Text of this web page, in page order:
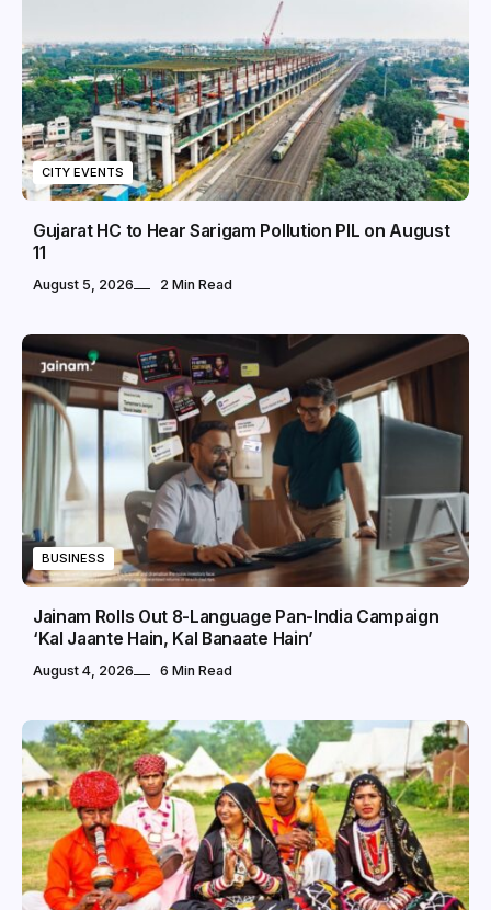
CITY EVENTS
Gujarat HC to Hear Sarigam Pollution PIL on August
11
August 5, 2026 2 Min Read
BUSINESS
Jainam Rolls Out 8-Language Pan-India Campaign
‘Kal Jaante Hain, Kal Banaate Hain’
August 4, 2026 6 Min Read